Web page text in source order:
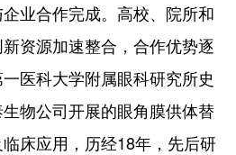
业合作完成。高校、院所和
资源加速整合，合作优势逐
医科大学附属眼科研究所史
物公司开展的眼角膜供体替
床应用，历经18年，先后研